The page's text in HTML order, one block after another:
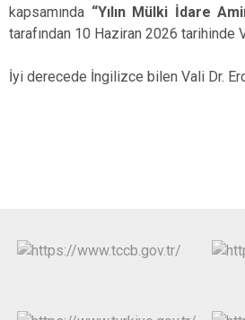
kapsamında “Yılın Mülki İdare
tarafından 10 Haziran 2026
İyi derecede İngilizce bilen Vali Dr.